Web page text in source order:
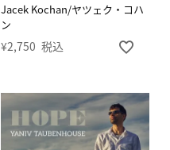
Jacek Kochan/ヤツェク・コハ
ン
¥2,750 税込